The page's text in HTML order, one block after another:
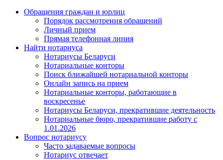
Обращения граждан и юрлиц
Порядок рассмотрения обращений
Личный прием
Прямая телефонная линия
Найти нотариуса
Нотариусы Беларуси
Нотариальные конторы
Поиск ближайшей нотариальной конторы
Онлайн запись на прием
Нотариальные конторы, работающие в
воскресенье
Нотариусы Беларуси, прекратившие деятельность
Нотариальные бюро, прекратившие работу с
1.01.2026
Вопрос нотариусу
Часто задаваемые вопросы
Нотариус отвечает